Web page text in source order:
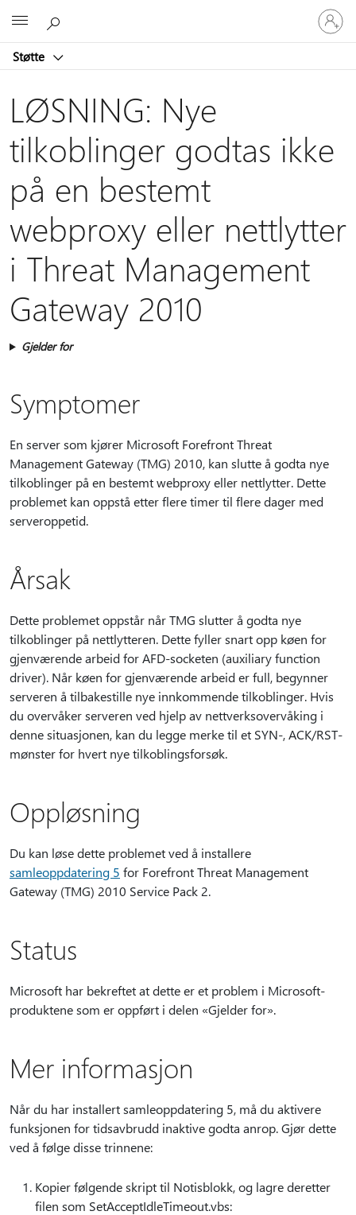
Støtte
Logg
på
kontoen
LØSNING: Nye
tilkoblinger godtas ikke
på en bestemt
webproxy eller nettlytter
i Threat Management
Gateway 2010
Gjelder for
Symptomer
En server som kjører Microsoft Forefront Threat
Management Gateway (TMG) 2010, kan slutte å godta nye
tilkoblinger på en bestemt webproxy eller nettlytter. Dette
problemet kan oppstå etter flere timer til flere dager med
serveroppetid.
Årsak
Dette problemet oppstår når TMG slutter å godta nye
tilkoblinger på nettlytteren. Dette fyller snart opp køen for
gjenværende arbeid for AFD-socketen (auxiliary function
driver). Når køen for gjenværende arbeid er full, begynner
serveren å tilbakestille nye innkommende tilkoblinger. Hvis
du overvåker serveren ved hjelp av nettverksovervåking i
denne situasjonen, kan du legge merke til et SYN-, ACK/RST-
mønster for hvert nye tilkoblingsforsøk.
Oppløsning
Du kan løse dette problemet ved å installere
samleoppdatering 5 for Forefront Threat Management
Gateway (TMG) 2010 Service Pack 2.
Status
Microsoft har bekreftet at dette er et problem i Microsoft-
produktene som er oppført i delen «Gjelder for».
Mer informasjon
Når du har installert samleoppdatering 5, må du aktivere
funksjonen for tidsavbrudd inaktive godta anrop. Gjør dette
ved å følge disse trinnene:
Kopier følgende skript til Notisblokk, og lagre deretter
filen som SetAcceptIdleTimeout.vbs: